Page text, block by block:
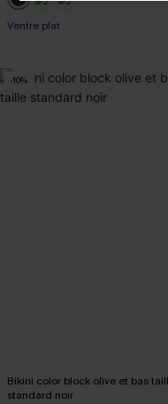
Ventre plat
-10%
Bikini color block olive et bas
standard noir